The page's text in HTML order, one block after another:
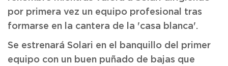
por primera vez un equipo profesional tras
formarse en la cantera de la 'casa blanca'.
Se estrenará Solari en el banquillo del primer
equipo con un buen puñado de bajas que